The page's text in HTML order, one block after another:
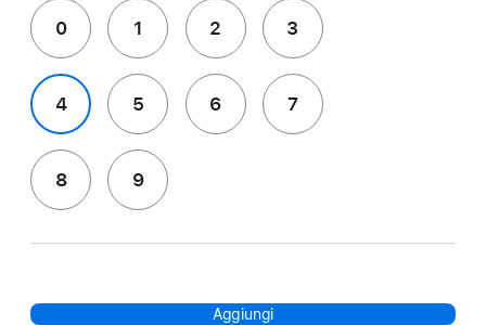
0 1 2 3
4 5 6 7
8 9
Aggiungi